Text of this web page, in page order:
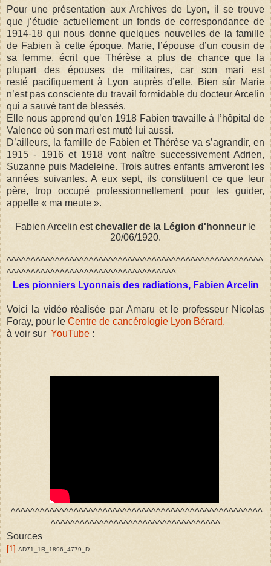
Pour une présentation aux Archives de Lyon, il se trouve
que j’étudie actuellement un fonds de correspondance de
1914-18 qui nous donne quelques nouvelles de la famille
de Fabien à cette époque. Marie, l’épouse d’un cousin de
sa femme, écrit que Thérèse a plus de chance que la
plupart des épouses de militaires, car son mari est
resté pacifiquement à Lyon auprès d’elle. Bien sûr Marie
n’est pas consciente du travail formidable du docteur Arcelin
qui a sauvé tant de blessés.
Elle nous apprend qu’en 1918 Fabien travaille à l’hôpital de
Valence où son mari est muté lui aussi.
D’ailleurs, la famille de Fabien et Thérèse va s’agrandir, en
1915 - 1916 et 1918 vont naître successivement Adrien,
Suzanne puis Madeleine. Trois autres enfants arriveront les
années suivantes. A eux sept, ils constituent ce que leur
père, trop occupé professionnellement pour les guider,
appelle « ma meute ».
Fabien Arcelin estchevalier de la Légion d'honneur le
20/06/1920.
^^^^^^^^^^^^^^^^^^^^^^^^^^^^^^^^^^^^^^^^^^^^^^^^^^^^^
^^^^^^^^^^^^^^^^^^^^^^^^^^^^^^^^^^^
Les pionniers Lyonnais des radiations, Fabien Arcelin
Voici la vidéo réalisée par Amaru et le professeur Nicolas
Foray, pour le Centre de cancérologie Lyon Bérard.
à voir sur YouTube :
^^^^^^^^^^^^^^^^^^^^^^^^^^^^^^^^^^^^^^^^^^^^^^^^^^^^
^^^^^^^^^^^^^^^^^^^^^^^^^^^^^^^^^^^
Sources
[1] AD71_1R_1896_4779_D